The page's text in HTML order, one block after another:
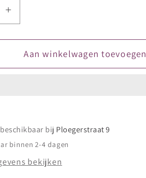
Aantal
verhogen
voor
Moyra
Scraper
Aan winkelwagen toevoegen
bij Ploegerstraat 9
binnen 2-4 dagen
bekijken